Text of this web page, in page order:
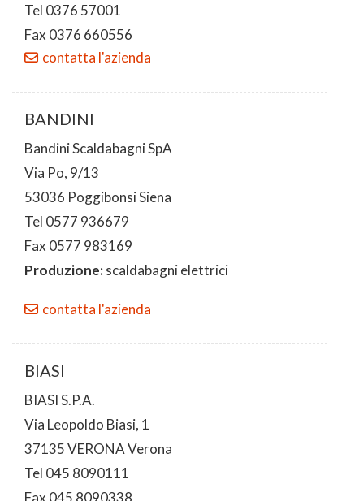
Tel 0376 57001
Fax 0376 660556
contatta l'azienda
BANDINI
Bandini Scaldabagni SpA
Via Po, 9/13
53036 Poggibonsi Siena
Tel 0577 936679
Fax 0577 983169
Produzione:scaldabagni elettrici
contatta l'azienda
BIASI
BIASI S.P.A.
Via Leopoldo Biasi, 1
37135 VERONA Verona
Tel 045 8090111
Fax 045 8090338